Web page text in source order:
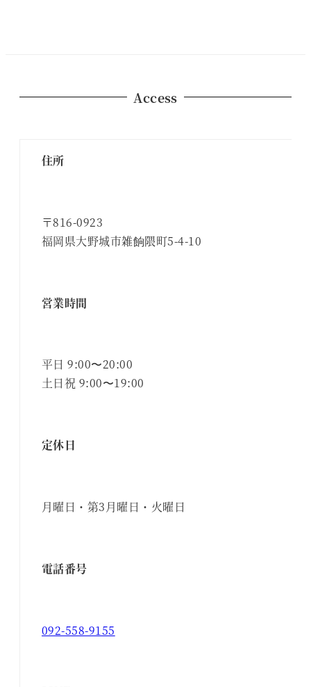
Access
住所
〒816-0923
福岡県大野城市雑餉隈町5-4-10
営業時間
平日 9:00〜20:00
土日祝 9:00〜19:00
定休日
月曜日・第3月曜日・火曜日
電話番号
092-558-9155